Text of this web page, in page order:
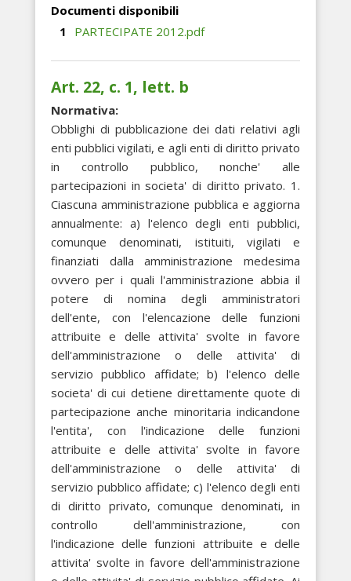
Documenti disponibili
PARTECIPATE 2012.pdf
Art. 22, c. 1, lett. b
Normativa:
Obblighi di pubblicazione dei dati relativi agli
enti pubblici vigilati, e agli enti di diritto privato
in controllo pubblico, nonche' alle
partecipazioni in societa' di diritto privato. 1.
Ciascuna amministrazione pubblica e aggiorna
annualmente: a) l'elenco degli enti pubblici,
comunque denominati, istituiti, vigilati e
finanziati dalla amministrazione medesima
ovvero per i quali l'amministrazione abbia il
potere di nomina degli amministratori
dell'ente, con l'elencazione delle funzioni
attribuite e delle attivita' svolte in favore
dell'amministrazione o delle attivita' di
servizio pubblico affidate; b) l'elenco delle
societa' di cui detiene direttamente quote di
partecipazione anche minoritaria indicandone
l'entita', con l'indicazione delle funzioni
attribuite e delle attivita' svolte in favore
dell'amministrazione o delle attivita' di
servizio pubblico affidate; c) l'elenco degli enti
di diritto privato, comunque denominati, in
controllo dell'amministrazione, con
l'indicazione delle funzioni attribuite e delle
attivita' svolte in favore dell'amministrazione